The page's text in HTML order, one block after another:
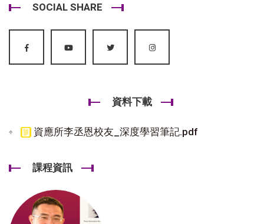
SOCIAL SHARE
資料下載
資應所李丞恩校友_深度學習筆記.pdf
課程資訊